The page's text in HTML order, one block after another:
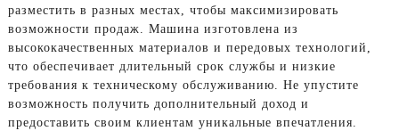
разместить в разных местах, чтобы максимизировать
возможности продаж. Машина изготовлена ​​из
высококачественных материалов и передовых технологий,
что обеспечивает длительный срок службы и низкие
требования к техническому обслуживанию. Не упустите
возможность получить дополнительный доход и
предоставить своим клиентам уникальные впечатления.